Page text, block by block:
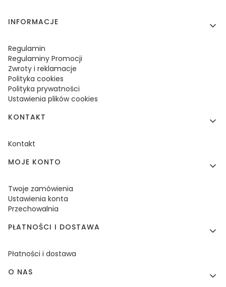
Linki w stopce
INFORMACJE
Regulamin
Regulaminy Promocji
Zwroty i reklamacje
Polityka cookies
Polityka prywatności
Ustawienia plików cookies
KONTAKT
Kontakt
MOJE KONTO
Twoje zamówienia
Ustawienia konta
Przechowalnia
PŁATNOŚCI I DOSTAWA
Płatności i dostawa
O NAS